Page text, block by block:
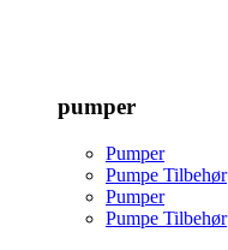
pumper
Pumper
Pumpe Tilbehør
Pumper
Pumpe Tilbehør